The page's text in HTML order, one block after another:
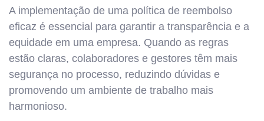
A implementação de uma política de reembolso
eficaz é essencial para garantir a transparência e a
equidade em uma empresa. Quando as regras
estão claras, colaboradores e gestores têm mais
segurança no processo, reduzindo dúvidas e
promovendo um ambiente de trabalho mais
harmonioso.